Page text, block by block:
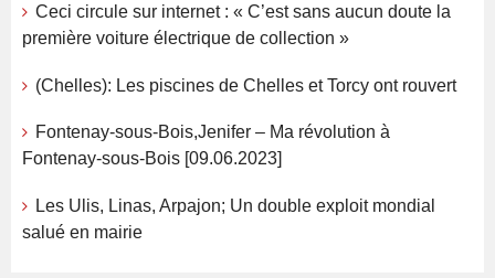
Ceci circule sur internet : « C’est sans aucun doute la
première voiture électrique de collection »
(Chelles): Les piscines de Chelles et Torcy ont rouvert
Fontenay-sous-Bois,Jenifer – Ma révolution à
Fontenay-sous-Bois [09.06.2023]
Les Ulis, Linas, Arpajon; Un double exploit mondial
salué en mairie